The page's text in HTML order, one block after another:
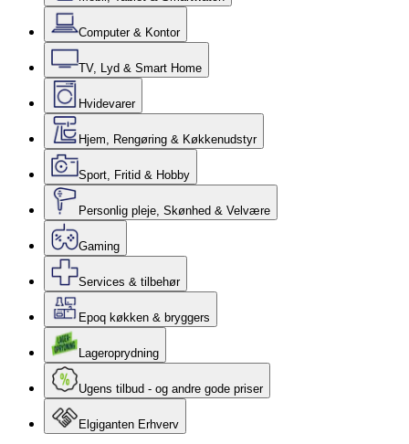
Computer & Kontor
TV, Lyd & Smart Home
Hvidevarer
Hjem, Rengøring & Køkkenudstyr
Sport, Fritid & Hobby
Personlig pleje, Skønhed & Velvære
Gaming
Services & tilbehør
Epoq køkken & bryggers
Lageroprydning
Ugens tilbud - og andre gode priser
Elgiganten Erhverv